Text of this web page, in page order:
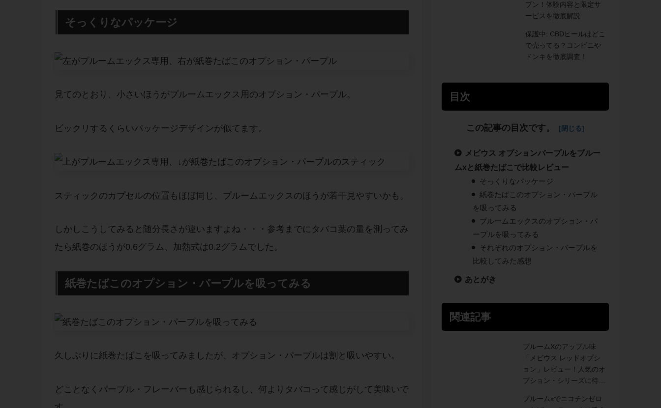
そっくりなパッケージ
見てのとおり、小さいほうがプルームエックス用のオプション・パープル。
ビックリするくらいパッケージデザインが似てます。
スティックのカプセルの位置もほぼ同じ、プルームエックスのほうが若干見やすいかも。
しかしこうしてみると随分長さが違いますよね・・・参考までにタバコ葉の量を測ってみ
たら紙巻のほうが0.6グラム、加熱式は0.2グラムでした。
紙巻たばこのオプション・パープルを吸ってみる
久しぶりに紙巻たばこを吸ってみましたが、オプション・パープルは割と吸いやすい。
どことなくパープル・フレーバーも感じられるし、何よりタバコって感じがして美味いで
プン！体験内容と限定サ
ービスを徹底解説
保護中: CBDヒールはどこ
で売ってる？コンビニや
ドンキを徹底調査！
目次
この記事の目次です。
メビウス オプションパープルをプルー
ムxと紙巻たばこで比較レビュー
そっくりなパッケージ
紙巻たばこのオプション・パープル
を吸ってみる
プルームエックスのオプション・パ
ープルを吸ってみる
それぞれのオプション・パープルを
比較してみた感想
あとがき
関連記事
プルームXのアップル味
「メビウス レッドオプシ
ョン」レビュー！人気のオ
プション・シリーズに待望
プルームxでニコチンゼロ